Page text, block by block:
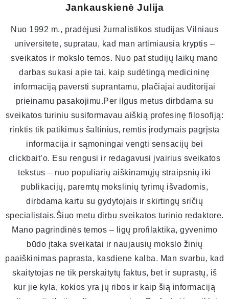
Jankauskienė Julija
Nuo 1992 m., pradėjusi žurnalistikos studijas Vilniaus
universitete, supratau, kad man artimiausia kryptis –
sveikatos ir mokslo temos. Nuo pat studijų laikų mano
darbas sukasi apie tai, kaip sudėtingą medicininę
informaciją paversti suprantamu, plačiajai auditorijai
prieinamu pasakojimu.Per ilgus metus dirbdama su
sveikatos turiniu susiformavau aiškią profesinę filosofiją:
rinktis tik patikimus šaltinius, remtis įrodymais pagrįsta
informacija ir sąmoningai vengti sensacijų bei
clickbait’o. Esu rengusi ir redagavusi įvairius sveikatos
tekstus – nuo populiarių aiškinamųjų straipsnių iki
publikacijų, paremtų mokslinių tyrimų išvadomis,
dirbdama kartu su gydytojais ir skirtingų sričių
specialistais.Šiuo metu dirbu sveikatos turinio redaktore.
Mano pagrindinės temos – ligų profilaktika, gyvenimo
būdo įtaka sveikatai ir naujausių mokslo žinių
paaiškinimas paprasta, kasdiene kalba. Man svarbu, kad
skaitytojas ne tik perskaitytų faktus, bet ir suprastų, iš
kur jie kyla, kokios yra jų ribos ir kaip šią informaciją